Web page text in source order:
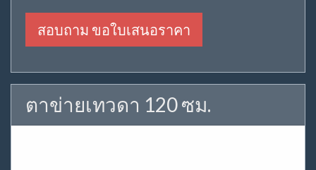
สอบถาม ขอใบเสนอราคา
ตาข่ายเทวดา 120 ซม.